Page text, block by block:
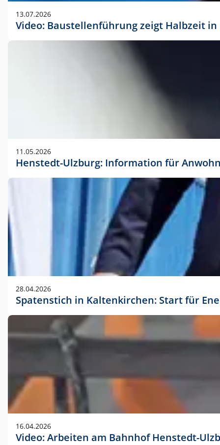
13.07.2026
Video: Baustellenführung zeigt Halbzeit
11.05.2026
Henstedt-Ulzburg: Information für
28.04.2026
Spatenstich in Kaltenkirchen: Start für
16.04.2026
Video: Arbeiten am Bahnhof Henstedt-